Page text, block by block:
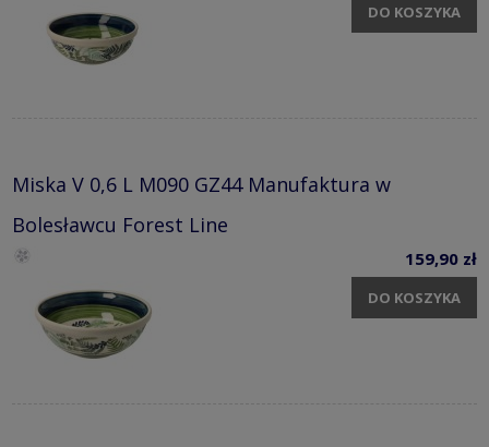
DO KOSZYKA
Miska V 0,6 L M090 GZ44 Manufaktura w
Bolesławcu Forest Line
159,90 zł
DO KOSZYKA